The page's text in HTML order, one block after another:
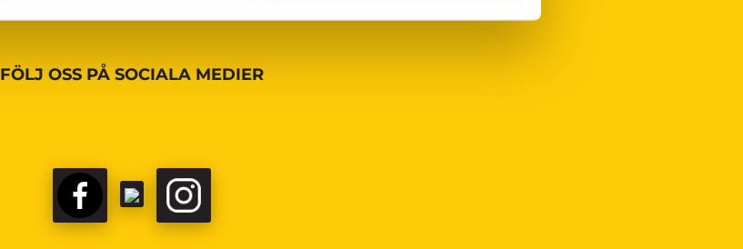
FÖLJ OSS PÅ SOCIALA MEDIER
FACEBOOKTIKTOK